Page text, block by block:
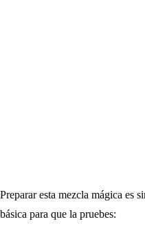
Preparar esta mezcla mágica es
básica para que la pruebes: